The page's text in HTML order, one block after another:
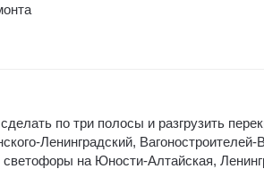
по три полосы и разгрузить
Ленинградский,
светофоры на Юности-Алтайская,